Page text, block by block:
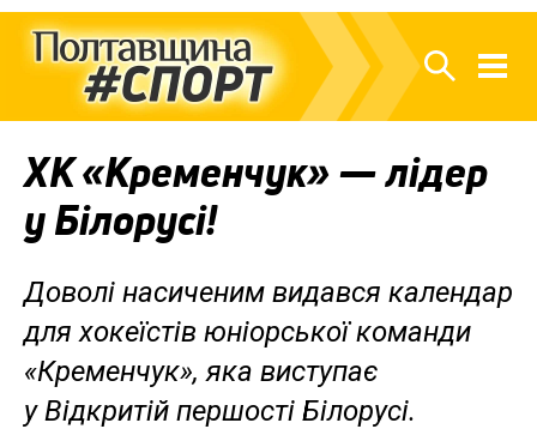
ХК «Кременчук» — лідер
у Білорусі!
Доволі насиченим видався календар
для хокеїстів юніорської команди
«Кременчук», яка виступає
у Відкритій першості Білорусі.